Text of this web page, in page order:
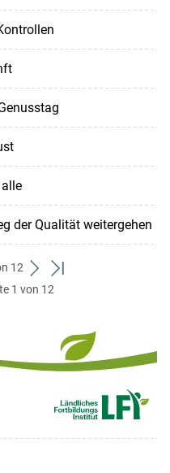
der Qualität weitergehen
12
weiter
zum
zum
1 von 12